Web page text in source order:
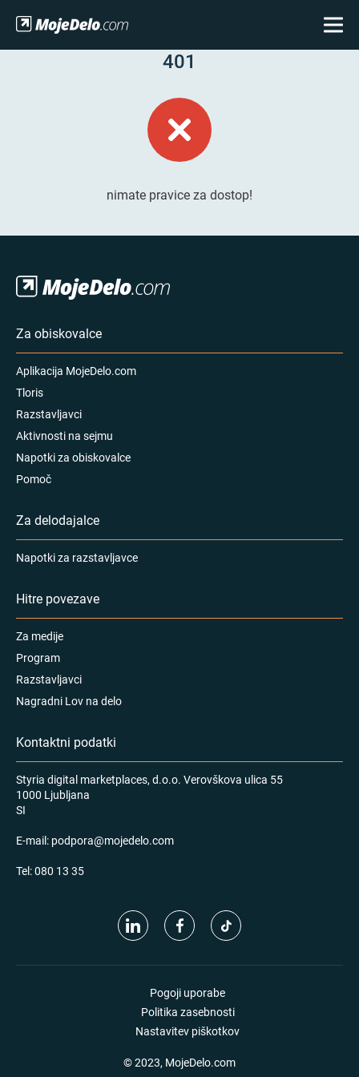
401
nimate pravice za dostop!
Za obiskovalce
Aplikacija MojeDelo.com
Tloris
Razstavljavci
Aktivnosti na sejmu
Napotki za obiskovalce
Pomoč
Za delodajalce
Napotki za razstavljavce
Hitre povezave
Za medije
Program
Razstavljavci
Nagradni Lov na delo
Kontaktni podatki
Styria digital marketplaces, d.o.o. Verovškova ulica 55
1000 Ljubljana
SI
E-mail: podpora@mojedelo.com
Tel:080 13 35
Pogoji uporabe
Politika zasebnosti
Nastavitev piškotkov
© 2023, MojeDelo.com